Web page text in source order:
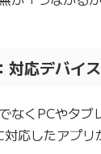
対応デバイ
なくPCやタブ
応したアプリ